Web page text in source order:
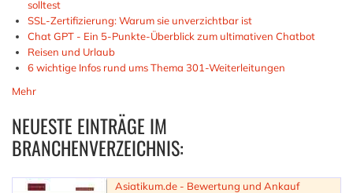
solltest
SSL-Zertifizierung: Warum sie unverzichtbar ist
Chat GPT - Ein 5-Punkte-Überblick zum ultimativen Chatbot
Reisen und Urlaub
6 wichtige Infos rund ums Thema 301-Weiterleitungen
Mehr
NEUESTE EINTRÄGE IM
BRANCHENVERZEICHNIS:
Asiatikum.de - Bewertung und Ankauf